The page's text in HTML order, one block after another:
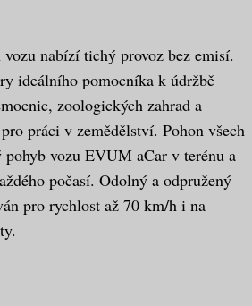
nabízí tichý provoz bez emisí.
ideálního pomocníka k údržbě
zoologických zahrad a
práci v zemědělství. Pohon všech
vozu EVUM aCar v terénu a
počasí. Odolný a odpružený
pro rychlost až 70 km/h i na